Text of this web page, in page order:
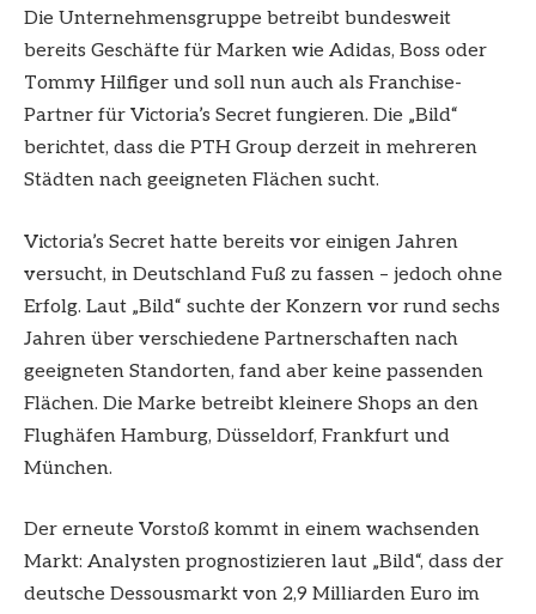
Die Unternehmensgruppe betreibt bundesweit
bereits Geschäfte für Marken wie Adidas, Boss oder
Tommy Hilfiger und soll nun auch als Franchise-
Partner für Victoria’s Secret fungieren. Die „Bild“
berichtet, dass die PTH Group derzeit in mehreren
Städten nach geeigneten Flächen sucht.
Victoria’s Secret hatte bereits vor einigen Jahren
versucht, in Deutschland Fuß zu fassen – jedoch ohne
Erfolg. Laut „Bild“ suchte der Konzern vor rund sechs
Jahren über verschiedene Partnerschaften nach
geeigneten Standorten, fand aber keine passenden
Flächen. Die Marke betreibt kleinere Shops an den
Flughäfen Hamburg, Düsseldorf, Frankfurt und
München.
Der erneute Vorstoß kommt in einem wachsenden
Markt: Analysten prognostizieren laut „Bild“, dass der
deutsche Dessousmarkt von 2,9 Milliarden Euro im